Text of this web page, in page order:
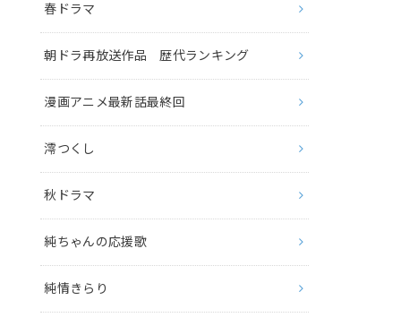
春ドラマ
朝ドラ再放送作品 歴代ランキング
漫画アニメ最新話最終回
澪つくし
秋ドラマ
純ちゃんの応援歌
純情きらり